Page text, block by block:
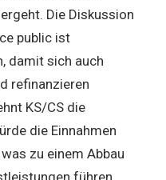
Die Diskussion
public ist
damit sich auch
refinanzieren
KS/CS die
die Einnahmen
zu einem Abbau
führen